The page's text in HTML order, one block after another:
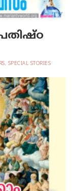
, SPECIAL STORIES